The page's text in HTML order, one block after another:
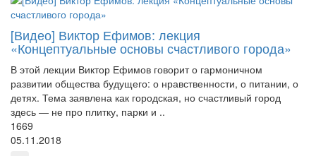
[Видео] Виктор Ефимов: лекция
«Концептуальные основы счастливого города»
В этой лекции Виктор Ефимов говорит о гармоничном
развитии общества будущего: о нравственности, о питании, о
детях. Тема заявлена как городская, но счастливый город
здесь — не про плитку, парки и ..
1669
05.11.2018